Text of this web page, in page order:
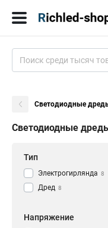
Светодиодные
Светодиодные
Тип
Электрогирлянда 8
Дред 8
Напряжение